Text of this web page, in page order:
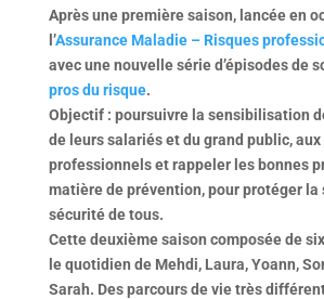
Après une première saison, lancée en
l’Assurance Maladie – Risques
avec une nouvelle série d’épisodes de
pros du risque.
Objectif : poursuivre la sensibilisation
de leurs salariés et du grand public,
professionnels et rappeler les bonnes
matière de prévention, pour protéger la
sécurité de tous.
Cette deuxième saison composée de
le quotidien de Mehdi, Laura, Yoann,
Sarah. Des parcours de vie très